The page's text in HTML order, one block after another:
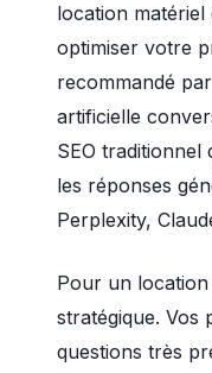
location matériel
optimiser votre
recommandé
artificielle
SEO traditionnel
les réponses
Perplexity,
Pour un
stratégique. Vos
questions très